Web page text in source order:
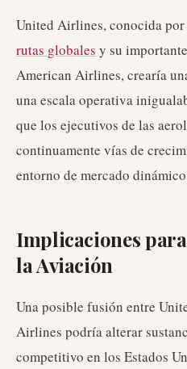
United Airlines, conocida por
rutas globales y su
American Airlines, crearía
una escala operativa
que los ejecutivos de las
continuamente vías de
entorno de mercado
Implicaciones
la Aviación
Una posible fusión entre
Airlines podría alterar
competitivo en los Estados